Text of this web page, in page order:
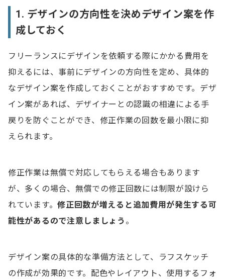
1. デザインの方向性を決めデザイン案を作
成しておく
フリーランスにデザインを依頼する際にかかる費用を
抑えるには、事前にデザインの方向性を定め、具体的
なデザイン案を作成しておくことがおすすめです。デザ
イン案があれば、デザイナーとの認識の相違による手
戻りを防ぐことができ、修正作業の回数を最小限に抑
えられます。
修正作業は無償で対応してもらえる場合もあります
が、多くの場合、無償での修正回数には制限が設けら
れています。修正回数が増えると 追加費用が発生する可
能性がある ので注意しましょう 。
デザイン案の具体的な準備方法として、ラフスケッチ
の作成が効果的です。配色やレイアウト、使用するフォ